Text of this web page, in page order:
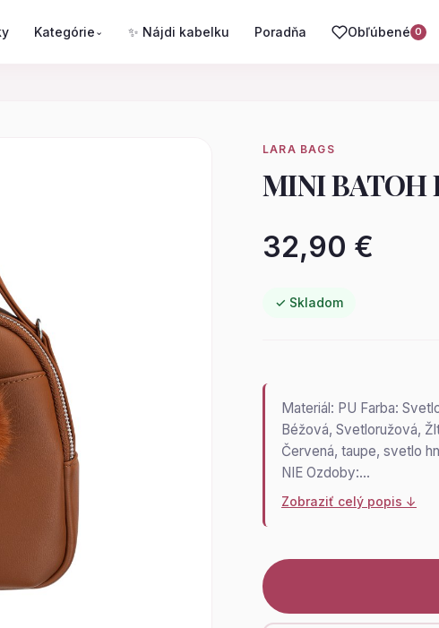
Kategórie ⌄ ✨ Nájdi kabelku Poradňa Obľúbené 0
LARA BAGS
MINI BATOH
32,90 €
✓ Skladom
Materiál: PU Farba:
Béžová, Svetloružová,
Červená, taupe, svetlo
NIE Ozdoby:…
Zobraziť celý popis ↓